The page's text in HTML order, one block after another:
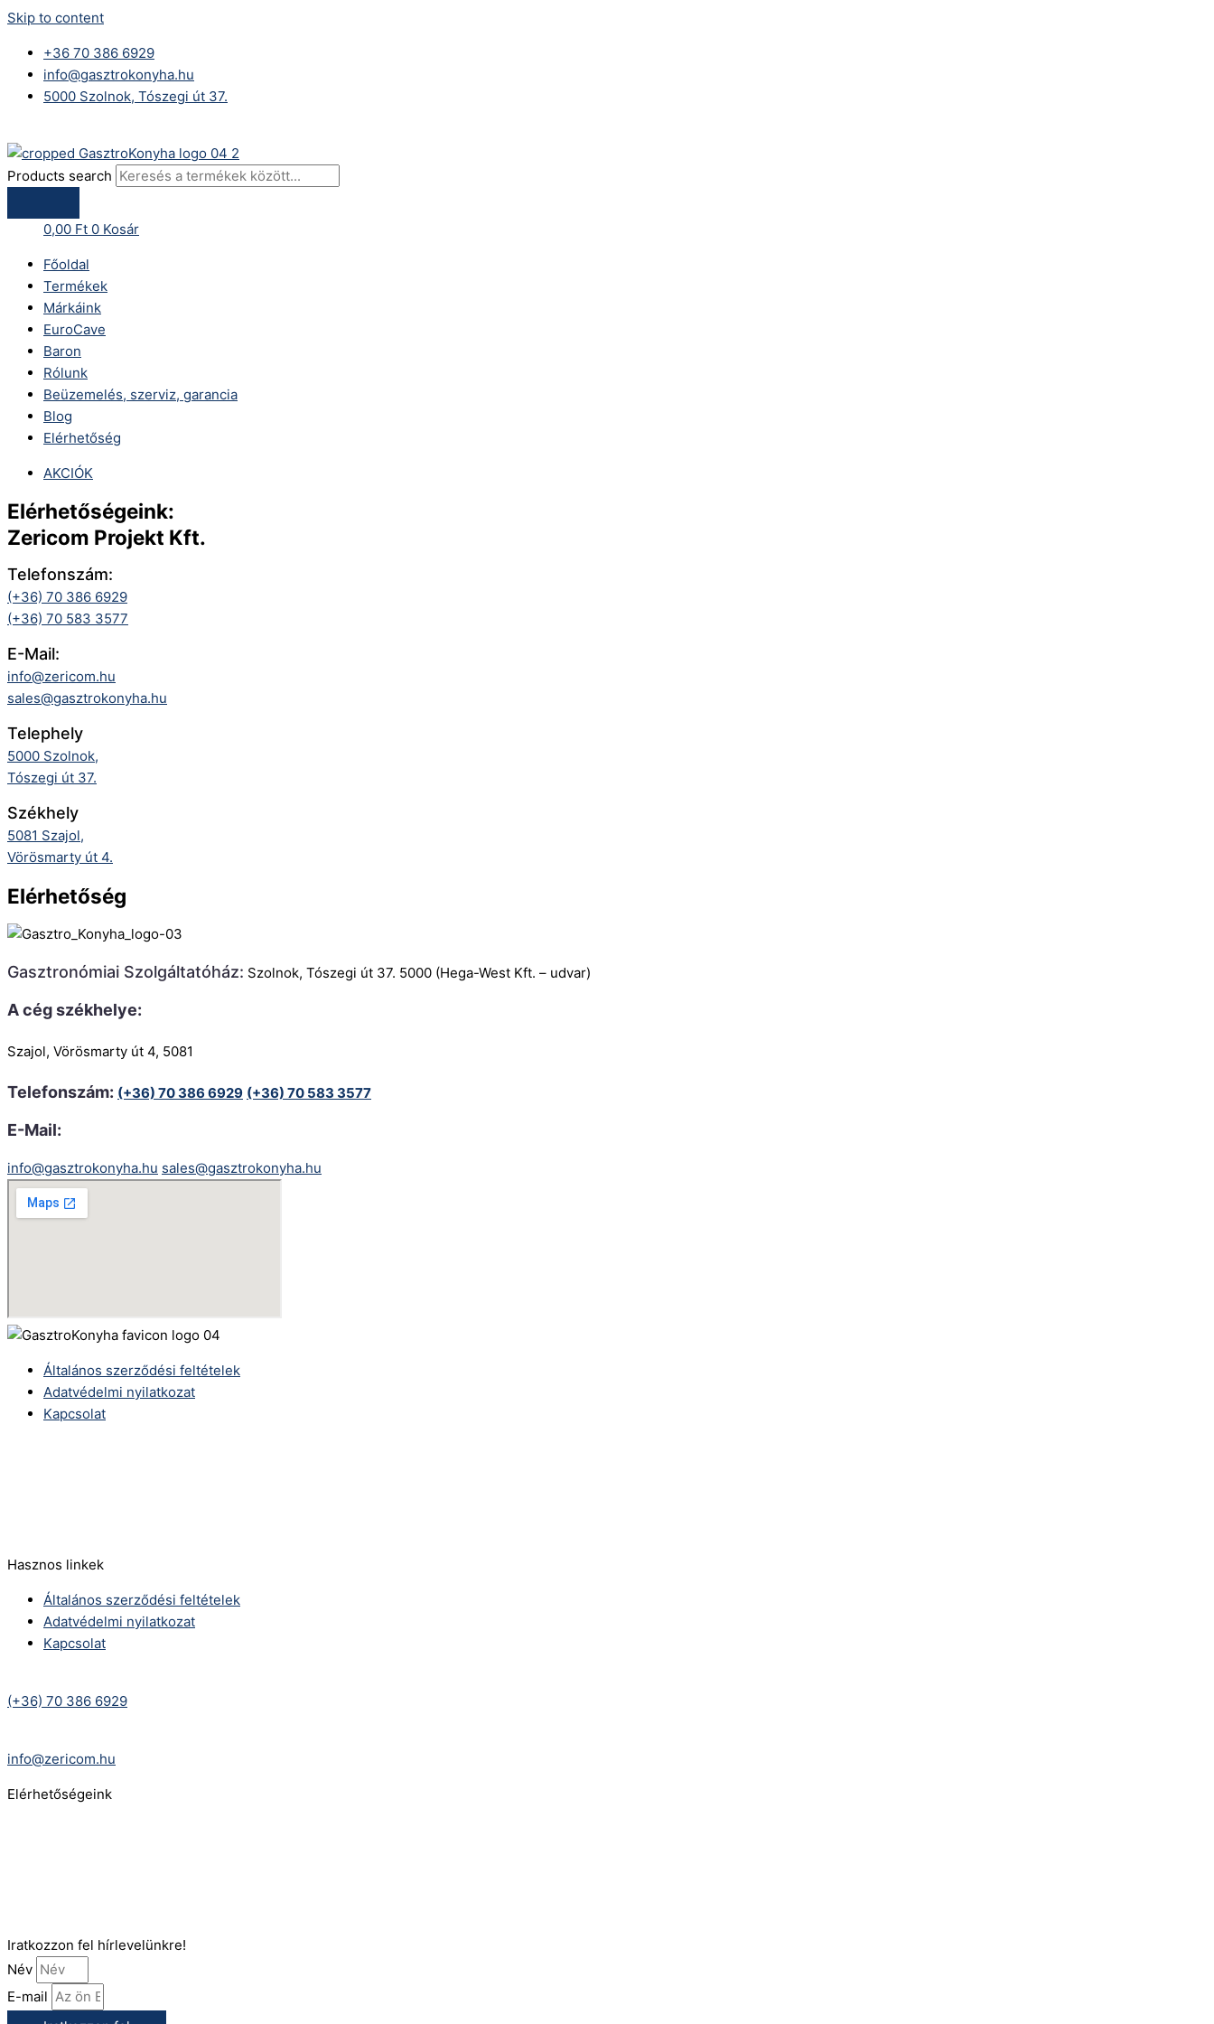
Skip to content
+36 70 386 6929
info@gasztrokonyha.hu
5000 Szolnok, Tószegi út 37.
Products search
0,00 Ft 0 Kosár
Főoldal
Termékek
Márkáink
EuroCave
Baron
Rólunk
Beüzemelés, szerviz, garancia
Blog
Elérhetőség
AKCIÓK
Elérhetőségeink:
Zericom Projekt Kft.
Telefonszám:
(+36) 70 386 6929
(+36) 70 583 3577
E-Mail:
info@zericom.hu
sales@gasztrokonyha.hu
Telephely
5000 Szolnok,
Tószegi út 37.
Székhely
5081 Szajol,
Vörösmarty út 4.
Elérhetőség
Gasztronómiai Szolgáltatóház: Szolnok, Tószegi út 37. 5000 (Hega-West Kft. – udvar)
A cég székhelye:
Szajol, Vörösmarty út 4, 5081
Telefonszám: (+36) 70 386 6929 (+36) 70 583 3577
E-Mail:
info@gasztrokonyha.hu sales@gasztrokonyha.hu
Általános szerződési feltételek
Adatvédelmi nyilatkozat
Kapcsolat
Hasznos linkek
Általános szerződési feltételek
Adatvédelmi nyilatkozat
Kapcsolat
(+36) 70 386 6929
info@zericom.hu
Elérhetőségeink
Iratkozzon fel hírlevelünkre!
Név
E-mail